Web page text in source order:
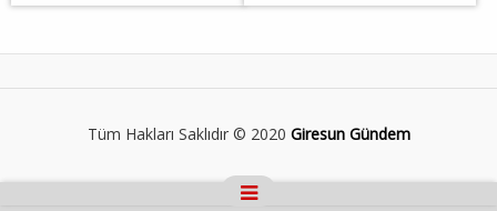
Tüm Hakları Saklıdır © 2020 Giresun Gündem